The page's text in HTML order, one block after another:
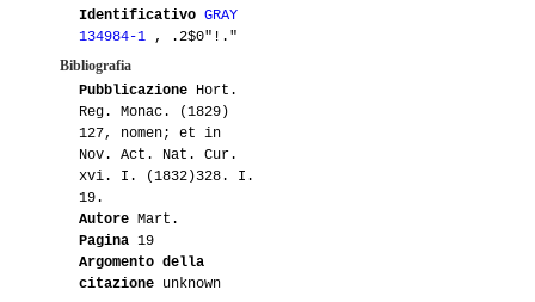
Identificativo GRAY
134984-1 , .2$0"!."
Bibliografia
Pubblicazione Hort.
Reg. Monac. (1829)
127, nomen; et in
Nov. Act. Nat. Cur.
xvi. I. (1832)328. I.
19.
Autore Mart.
Pagina 19
Argomento della
citazione unknown